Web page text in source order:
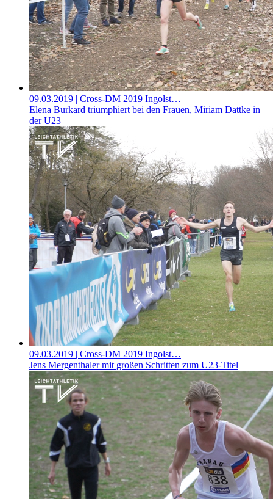
09.03.2019 | Cross-DM 2019 Ingolst…
Elena Burkard triumphiert bei den Frauen, Miriam Dattke in
der U23
09.03.2019 | Cross-DM 2019 Ingolst…
Jens Mergenthaler mit großen Schritten zum U23-Titel